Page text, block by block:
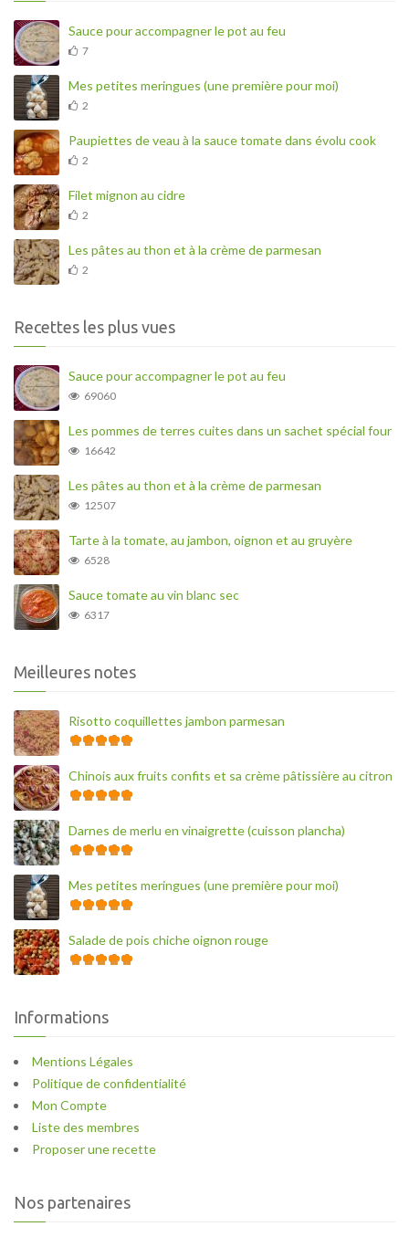
Sauce pour accompagner le pot au feu
7
Mes petites meringues (une première pour moi)
2
Paupiettes de veau à la sauce tomate dans évolu cook
2
Filet mignon au cidre
2
Les pâtes au thon et à la crème de parmesan
2
Recettes les plus vues
Sauce pour accompagner le pot au feu
69060
Les pommes de terres cuites dans un sachet spécial four
16642
Les pâtes au thon et à la crème de parmesan
12507
Tarte à la tomate, au jambon, oignon et au gruyère
6528
Sauce tomate au vin blanc sec
6317
Meilleures notes
Risotto coquillettes jambon parmesan
Chinois aux fruits confits et sa crème pâtissière au citron
Darnes de merlu en vinaigrette (cuisson plancha)
Mes petites meringues (une première pour moi)
Salade de pois chiche oignon rouge
Informations
Mentions Légales
Politique de confidentialité
Mon Compte
Liste des membres
Proposer une recette
Nos partenaires